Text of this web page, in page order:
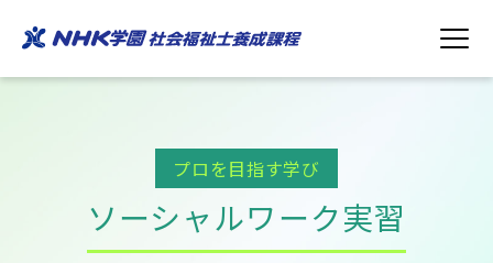
プロを目指す学び
ソーシャルワーク実習